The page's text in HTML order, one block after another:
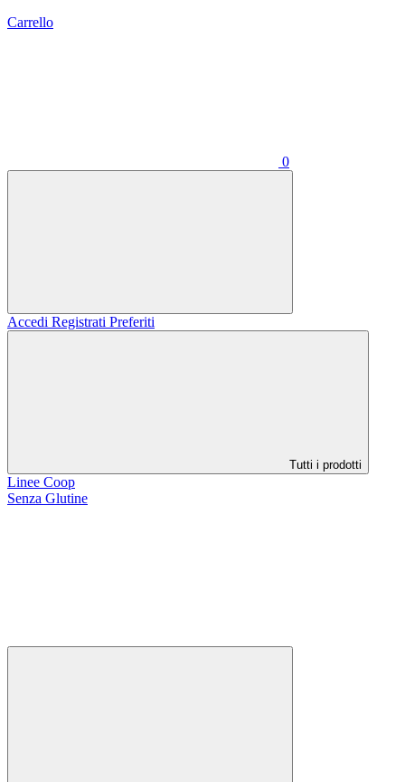
Carrello
0
Accedi Registrati Preferiti
Tutti i prodotti
Linee Coop
Senza Glutine